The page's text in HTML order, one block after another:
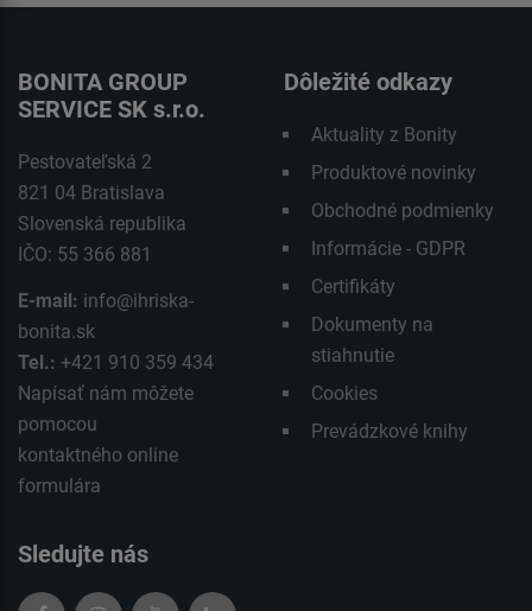
BONITA GROUP
SERVICE SK s.r.o.
Pestovateľská 2
821 04 Bratislava
Slovenská republika
IČO: 55 366 881
E-mail: info@ihriska-
bonita.sk
Tel.: +421 910 359 434
Napísať nám môžete
pomocou
kontaktného online
formulára
Dôležité odkazy
Aktuality z Bonity
Produktové novinky
Obchodné podmienky
Informácie - GDPR
Certifikáty
Dokumenty na
stiahnutie
Cookies
Prevádzkové knihy
Sledujte nás